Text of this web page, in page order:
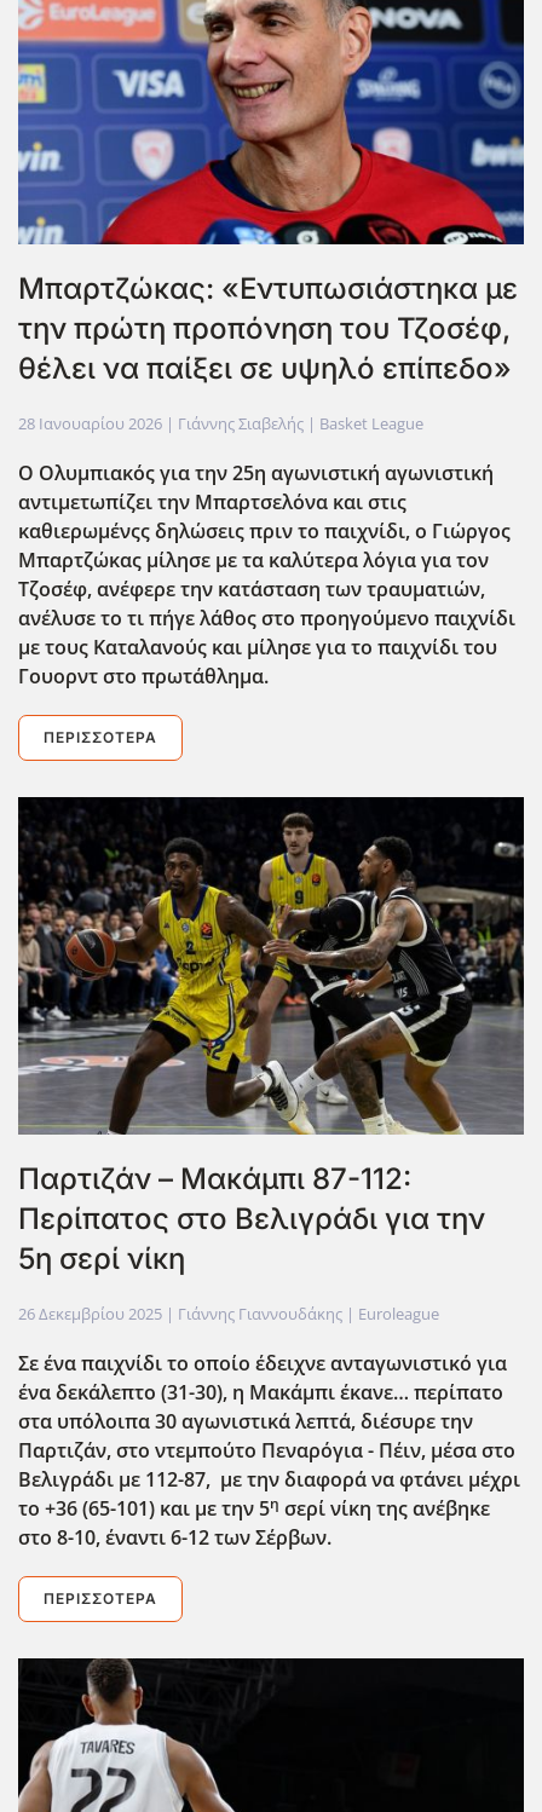
Μπαρτζώκας: «Εντυπωσιάστηκα με
την πρώτη προπόνηση του Τζοσέφ,
θέλει να παίξει σε υψηλό επίπεδο»
28 Ιανουαρίου 2026 | Γιάννης Σιαβελής | Basket League
Ο Ολυμπιακός για την 25η αγωνιστική αγωνιστική
αντιμετωπίζει την Μπαρτσελόνα και στις
καθιερωμένςς δηλώσεις πριν το παιχνίδι, ο Γιώργος
Μπαρτζώκας μίλησε με τα καλύτερα λόγια για τον
Τζοσέφ, ανέφερε την κατάσταση των τραυματιών,
ανέλυσε το τι πήγε λάθος στο προηγούμενο παιχνίδι
με τους Καταλανούς και μίλησε για το παιχνίδι του
Γουορντ στο πρωτάθλημα.
ΠΕΡΙΣΣΌΤΕΡΑ
Παρτιζάν – Μακάμπι 87-112:
Περίπατος στο Βελιγράδι για την
5η σερί νίκη
26 Δεκεμβρίου 2025 | Γιάννης Γιαννουδάκης | Euroleague
Σε ένα παιχνίδι το οποίο έδειχνε ανταγωνιστικό για
ένα δεκάλεπτο (31-30), η Μακάμπι έκανε… περίπατο
στα υπόλοιπα 30 αγωνιστικά λεπτά, διέσυρε την
Παρτιζάν, στο ντεμπούτο Πεναρόγια - Πέιν, μέσα στο
Βελιγράδι με 112-87, με την διαφορά να φτάνει μέχρι
το +36 (65-101) και με την 5η σερί νίκη της ανέβηκε
στο 8-10, έναντι 6-12 των Σέρβων.
ΠΕΡΙΣΣΌΤΕΡΑ